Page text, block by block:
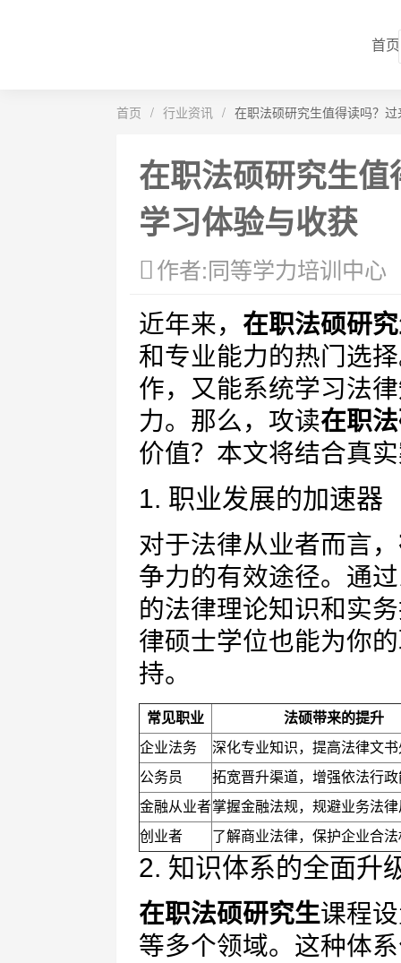
首页
首页 / 行业资讯 / 在职法硕研究生值得读吗？
在职法硕研究生
学习体验与收获
作者:同等学力培训中心
近年来， 在职法硕研
和专业能力的热门选
作，又能系统学习法
力。那么，攻读在职
价值？本文将结合真
1. 职业发展的加速器
对于法律从业者而言，
争力的有效途径。通
的法律理论知识和实
律硕士学位也能为你
持。
常见职业
法硕带来的提升
企业法务
深化专业知识，提高法律文
公务员
拓宽晋升渠道，增强依法行
金融从业者掌握金融法规，规避业务法
创业者
了解商业法律，保护企业合
2. 知识体系的全面升
在职法硕研究生课程
等多个领域。这种体